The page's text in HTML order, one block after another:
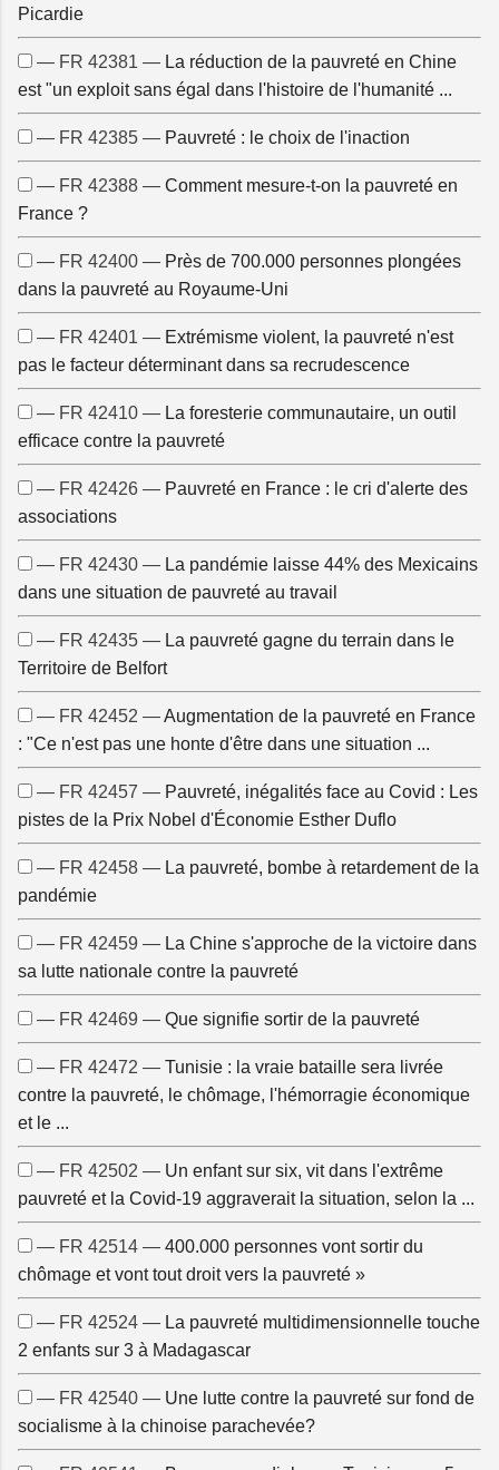
Picardie
— FR 42381 — La réduction de la pauvreté en Chine
est "un exploit sans égal dans l'histoire de l'humanité ...
— FR 42385 — Pauvreté : le choix de l'inaction
— FR 42388 — Comment mesure-t-on la pauvreté en
France ?
— FR 42400 — Près de 700.000 personnes plongées
dans la pauvreté au Royaume-Uni
— FR 42401 — Extrémisme violent, la pauvreté n'est
pas le facteur déterminant dans sa recrudescence
— FR 42410 — La foresterie communautaire, un outil
efficace contre la pauvreté
— FR 42426 — Pauvreté en France : le cri d'alerte des
associations
— FR 42430 — La pandémie laisse 44% des Mexicains
dans une situation de pauvreté au travail
— FR 42435 — La pauvreté gagne du terrain dans le
Territoire de Belfort
— FR 42452 —Augmentation de la pauvreté en France
: "Ce n'est pas une honte d'être dans une situation ...
— FR 42457 — Pauvreté, inégalités face au Covid : Les
pistes de la Prix Nobel d'Économie Esther Duflo
— FR 42458 — La pauvreté, bombe à retardement de la
pandémie
— FR 42459 — La Chine s'approche de la victoire dans
sa lutte nationale contre la pauvreté
— FR 42469 — Que signifie sortir de la pauvreté
— FR 42472 — Tunisie : la vraie bataille sera livrée
contre la pauvreté, le chômage, l'hémorragie économique
et le ...
— FR 42502 — Un enfant sur six, vit dans l'extrême
pauvreté et la Covid-19 aggraverait la situation, selon la ...
— FR 42514 — 400.000 personnes vont sortir du
chômage et vont tout droit vers la pauvreté »
— FR 42524 — La pauvreté multidimensionnelle touche
2 enfants sur 3 à Madagascar
— FR 42540 — Une lutte contre la pauvreté sur fond de
socialisme à la chinoise parachevée?